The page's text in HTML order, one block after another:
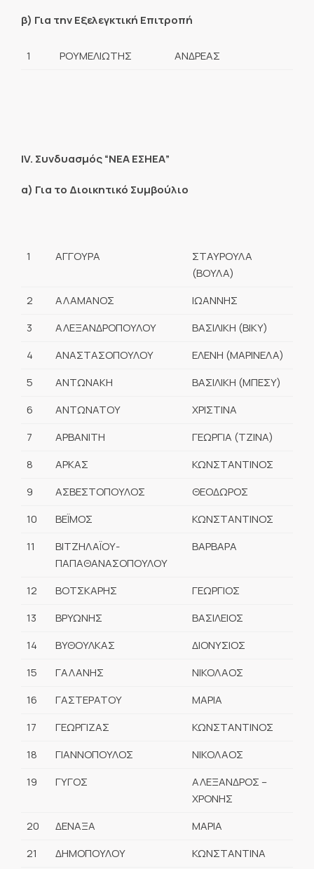
β) Για την Εξελεγκτική Επιτροπή
1 ΡΟΥΜΕΛΙΩΤΗΣ ΑΝΔΡΕΑΣ
ΙV. Συνδυασμός “ΝΕΑ ΕΣΗΕΑ”
α) Για το Διοικητικό Συμβούλιο
1 ΑΓΓΟΥΡΑ
ΣΤΑΥΡΟΥΛΑ
(ΒΟΥΛΑ)
2
ΑΛΑΜΑΝΟΣ
ΙΩΑΝΝΗΣ
3
ΑΛΕΞΑΝΔΡΟΠΟΥΛΟΥ
ΒΑΣΙΛΙΚΗ (ΒΙΚΥ)
4
ΑΝΑΣΤΑΣΟΠΟΥΛΟΥ
ΕΛΕΝΗ (ΜΑΡΙΝΕΛΑ)
5
ΑΝΤΩΝΑΚΗ
ΒΑΣΙΛΙΚΗ (ΜΠΕΣΥ)
6
ΑΝΤΩΝΑΤΟΥ
ΧΡΙΣΤΙΝΑ
7
ΑΡΒΑΝΙΤΗ
ΓΕΩΡΓΙΑ (ΤΖΙΝΑ)
8
ΑΡΚΑΣ
ΚΩΝΣΤΑΝΤΙΝΟΣ
9
ΑΣΒΕΣΤΟΠΟΥΛΟΣ
ΘΕΟΔΩΡΟΣ
10
ΒΕΪΜΟΣ
ΚΩΝΣΤΑΝΤΙΝΟΣ
11
ΒΙΤΖΗΛΑΪΟΥ-
ΠΑΠΑΘΑΝΑΣΟΠΟΥΛΟΥ
ΒΑΡΒΑΡΑ
12 ΒΟΤΣΚΑΡΗΣ
ΓΕΩΡΓΙΟΣ
13
ΒΡΥΩΝΗΣ
ΒΑΣΙΛΕΙΟΣ
14
ΒΥΘΟΥΛΚΑΣ
ΔΙΟΝΥΣΙΟΣ
15
ΓΑΛΑΝΗΣ
ΝΙΚΟΛΑΟΣ
16
ΓΑΣΤΕΡΑΤΟΥ
ΜΑΡΙΑ
17
ΓΕΩΡΓΙΖΑΣ
ΚΩΝΣΤΑΝΤΙΝΟΣ
18
ΓΙΑΝΝΟΠΟΥΛΟΣ
ΝΙΚΟΛΑΟΣ
19
ΓΥΓΟΣ
ΑΛΕΞΑΝΔΡΟΣ –
ΧΡΟΝΗΣ
20
ΔΕΝΑΞΑ
ΜΑΡΙΑ
21
ΔΗΜΟΠΟΥΛΟΥ
ΚΩΝΣΤΑΝΤΙΝΑ